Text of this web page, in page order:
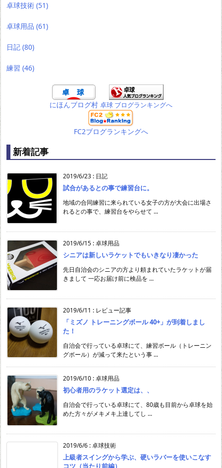
卓球技術 (51)
卓球用品 (61)
日記 (80)
練習 (46)
にほんブログ村 卓球 ブログランキングへ
FC2ブログランキングへ
新着記事
2019/6/23 : 日記
試合があるとの事で練習台に。
地域の合同練習に来られている女子の方が大会に出場さ
れるとの事で、練習台をやらせて ...
2019/6/15 :卓球用品
シニアは新しいラケットでもいきなり凄かった
先日自治会のシニアの方より頼まれていたラケットが届
きまして 一応お届け前に検品を ...
2019/6/11 : レビュー記事
「ミズノ トレーニングボール 40+」が到着しまし
た！
自治会で行っている卓球にて、練習ボール（トレーニン
グボール）が減って来たという事 ...
2019/6/10 :卓球用品
初心者用のラケット選定は、、
自治会で行っている卓球にて、80歳も目前から卓球を始
めた方々がメキメキ上達してし ...
2019/6/6 :卓球技術
上級者スイングから学ぶ、硬いラバーを使いこなす
コツ（当たり前編）